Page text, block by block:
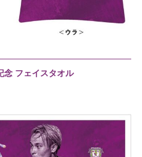
フェイスタオル